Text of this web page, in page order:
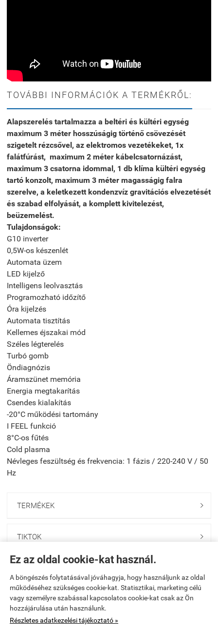
Ez az oldal cookie-kat használ.
A böngészés folytatásával jóváhagyja, hogy használjunk az oldal
működéséhez szükséges cookie-kat. Statisztikai, marketing célú
vagy személyre szabással kapcsolatos cookie-kat csak az Ön
hozzájárulása után használunk.
Részletes adatkezelési tájékoztató »
TOVÁBBI INFORMÁCIÓK A TERMÉKRŐL:
Alapszerelés tartalmazza a beltéri és kültéri egység
maximum 3 méter hosszúságig történő csövezését
szigetelt rézcsővel, az elektromos vezetékeket, 1x
falátfúrást, maximum 2 méter kábelcsatornázást,
maximum 3 csatorna idommal, 1 db klíma kültéri egység
tartó konzolt, maximum 3 méter magasságig falra
szerelve, a keletkezett kondenzvíz gravitációs elvezetését
és szabad elfolyását, a komplett kivitelezést,
beüzemelést.
Tulajdonságok:
G10 inverter
0,5W-os készenlét
Automata üzem
LED kijelző
Intelligens leolvasztás
Programozható időzítő
Óra kijelzés
Automata tisztítás
Kellemes éjszakai mód
Széles légterelés
Turbó gomb
Öndiagnózis
Áramszünet memória
Energia megtakarítás
Csendes kialakítás
-20°C működési tartomány
I FEEL funkció
8°C-os fűtés
Cold plasma
Névleges feszültség és frekvencia: 1 fázis / 220-240 V / 50
Hz
TERMÉKEK 
TIKTOK 
KOSÁR